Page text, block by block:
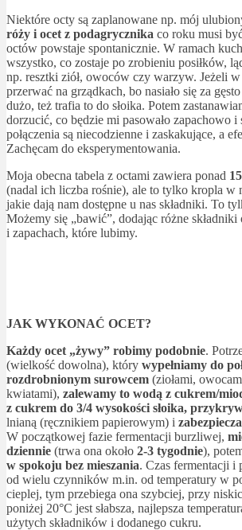
Niektóre octy są zaplanowane np. mój
róży i ocet z podagrycznika co roku musi
octów powstaje spontanicznie. W ramach
wszystko, co zostaje po zrobieniu posiłków,
np. resztki ziół, owoców czy warzyw. Jeżeli
przerwać na grządkach, bo nasiało się za
dużo, też trafia to do słoika. Potem
dorzucić, co będzie mi pasowało zapachowo i
połączenia są niecodzienne i zaskakujące, a
Zachęcam do eksperymentowania.
Moja obecna tabela z octami zawiera ponad
(nadal ich liczba rośnie), ale to tylko kropla w
jakie dają nam dostępne u nas składniki. To
Możemy się „bawić”, dodając różne składniki
i zapachach, które lubimy.
JAK WYKONAĆ OCET?
Każdy ocet „żywy” robimy podobnie.
(wielkość dowolna), który wypełniamy do
rozdrobnionym surowcem (ziołami,
kwiatami), zalewamy to wodą z cukrem/
z cukrem do 3/4 wysokości słoika,
lnianą (ręcznikiem papierowym) i
W początkowej fazie fermentacji burzliwej,
dziennie (trwa ona około 2-3 tygodnie),
w spokoju bez mieszania. Czas fermentacji i
od wielu czynników m.in. od temperatury w
cieplej, tym przebiega ona szybciej, przy
poniżej 20°C jest słabsza, najlepsza
użytych składników i dodanego cukru.